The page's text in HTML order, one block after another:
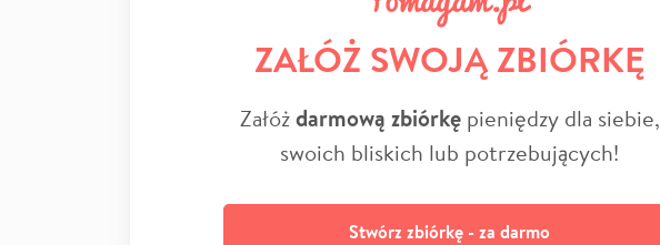
ZAŁÓŻ SWOJĄ ZBIÓRKĘ
Załóżdarmową zbiórkępieniędzy dla siebie,
swoich bliskich lub potrzebujących!
Stwórz zbiórkę - za darmo